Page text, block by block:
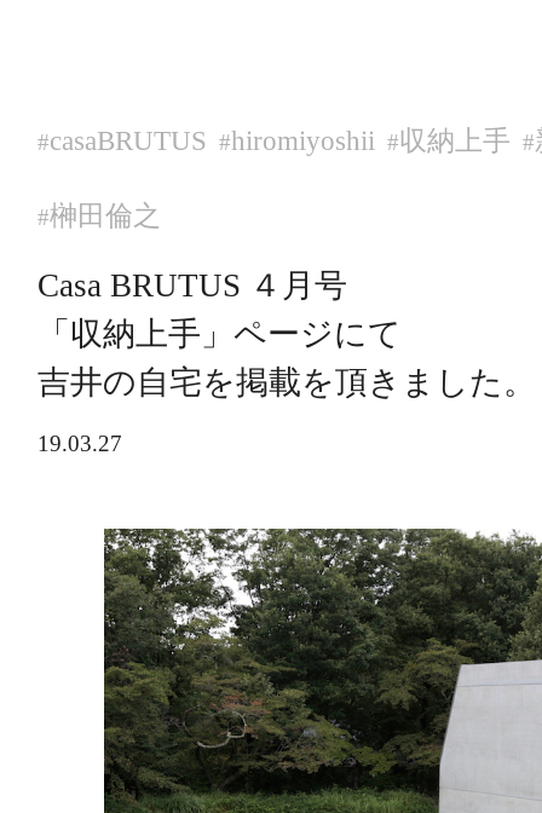
#casaBRUTUS #hiromiyoshii #収納上手 #
#榊田倫之
Casa BRUTUS ４月号
「収納上手」ページにて
吉井の自宅を掲載を頂きました。
19.03.27